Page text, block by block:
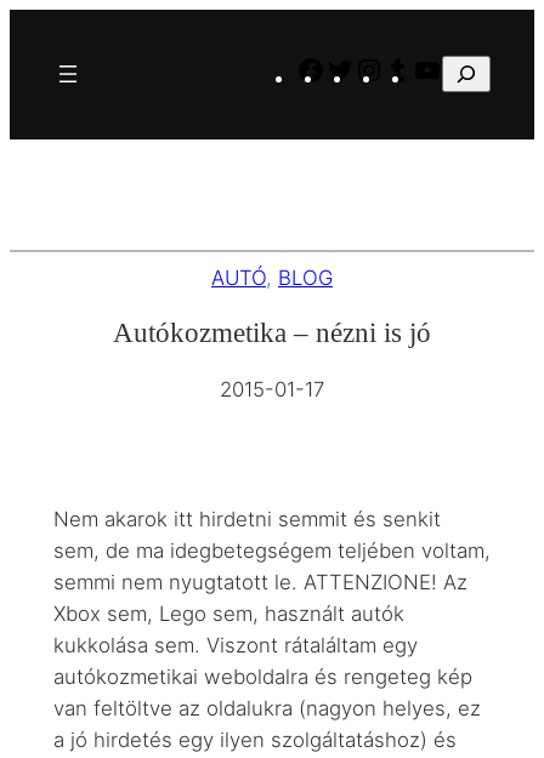
tartalomhoz
Instagram
TumblrYouTube
Keresés
AUTÓ, BLOG
Autókozmetika – nézni is jó
2015-01-17
Nem akarok itt hirdetni semmit és senkit
sem, de ma idegbetegségem teljében voltam,
semmi nem nyugtatott le. ATTENZIONE! Az
Xbox sem, Lego sem, használt autók
kukkolása sem. Viszont rátaláltam egy
autókozmetikai weboldalra és rengeteg kép
van feltöltve az oldalukra (nagyon helyes, ez
a jó hirdetés egy ilyen szolgáltatáshoz) és